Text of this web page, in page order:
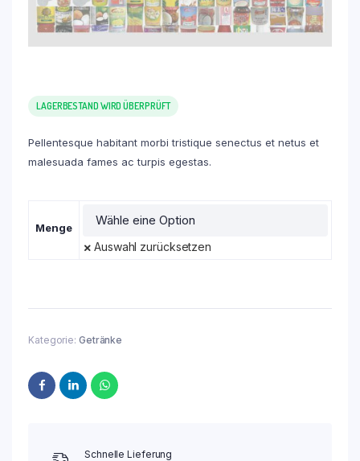
LAGERBESTAND WIRD ÜBERPRÜFT
Pellentesque habitant morbi tristique senectus et netus et
malesuada fames ac turpis egestas.
Menge
Auswahl zurücksetzen
Kategorie: Getränke
Schnelle Lieferung